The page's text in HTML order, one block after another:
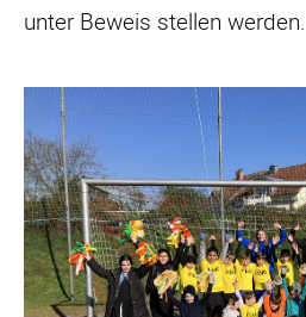
unter Beweis stellen werden.